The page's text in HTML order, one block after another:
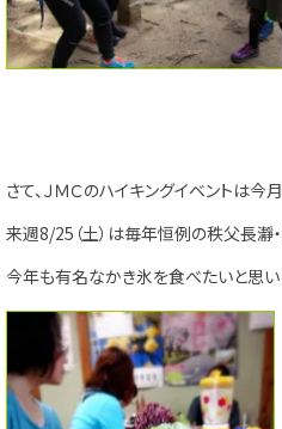
さて、ＪＭＣのハイキングイベントは今
来週8/25（土）は毎年恒例の秩父長瀞
今年も有名なかき氷を食べたいと思い